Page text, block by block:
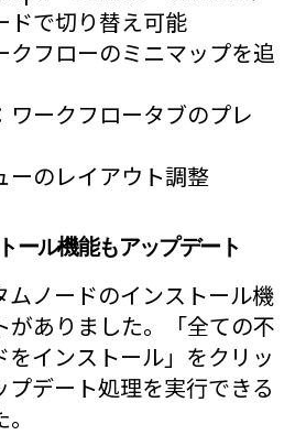
ドで切り替え可能
クフローのミニマップを追
ワークフロータブのプレ
ーのレイアウト調整
ール機能もアップデート
ムノードのインストール機
がありました。「全ての不
をインストール」をクリッ
プデート処理を実行できる